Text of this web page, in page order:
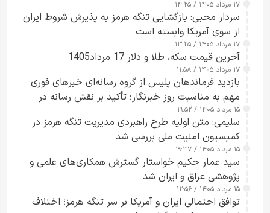
۱۷ مرداد ۱۴۰۵ / ۱۴:۲۵
سردار محبی: بازگشایی تنگه هرمز به پذیرش شروط ایران
از سوی آمریکا وابسته است
۱۷ مرداد ۱۴۰۵ / ۱۳:۲۵
آخرین قیمت سکه، طلا و دلار 17 مرداد1405
۱۷ مرداد ۱۴۰۵ / ۱۱:۵۸
بازدید فرماندهان پلیس از گروه رسانه‌ای خبرهای فوری
مهم به مناسبت روز خبرنگار؛ تأکید بر نقش رسانه در
تقویت امنیت و اعتماد عمومی
۱۵ مرداد ۱۴۰۵ / ۱۹:۵۲
سلیمی: متن اولیه طرح راهبردی مدیریت تنگه هرمز در
کمیسیون امنیت ملی بررسی شد
۱۵ مرداد ۱۴۰۵ / ۱۹:۳۷
سید عمار حکیم خواستار گسترش همکاری‌های علمی و
پژوهشی عراق و ایران شد
۱۵ مرداد ۱۴۰۵ / ۱۲:۵۶
توافق احتمالی ایران و آمریکا بر سر تنگه هرمز؛ اختلاف